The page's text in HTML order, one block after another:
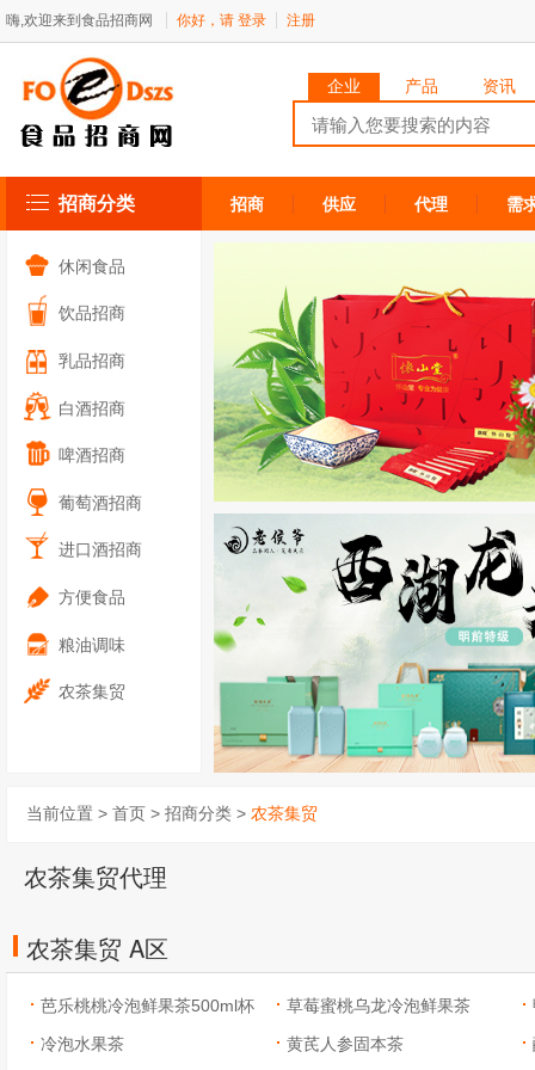
嗨,欢迎来到食品招商网 你好，请 登录 注册
企业 产品 资讯
招商分类 招商 供应 代理 需
休闲食品
饮品招商
乳品招商
白酒招商
啤酒招商
葡萄酒招商
进口酒招商
方便食品
粮油调味
农茶集贸
当前位置 > 首页 > 招商分类 > 农茶集贸
农茶集贸代理
农茶集贸 A区
芭乐桃桃冷泡鲜果茶500ml杯
装
草莓蜜桃乌龙冷泡鲜果茶
500ml杯装
冷泡水果茶 黄芪人参固本茶